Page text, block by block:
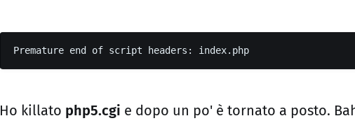
Premature end of script headers: index.php
Ho killato php5.cgi e dopo un po' è tornato a posto.